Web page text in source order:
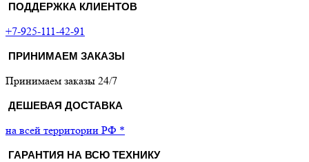
ПОДДЕРЖКА КЛИЕНТОВ
+7-925-111-42-91
ПРИНИМАЕМ ЗАКАЗЫ
Принимаем заказы 24/7
ДЕШЕВАЯ ДОСТАВКА
на всей территории РФ *
ГАРАНТИЯ НА ВСЮ ТЕХНИКУ